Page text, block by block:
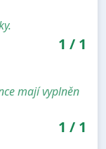
1 / 1
mají vyplněn
1 / 1